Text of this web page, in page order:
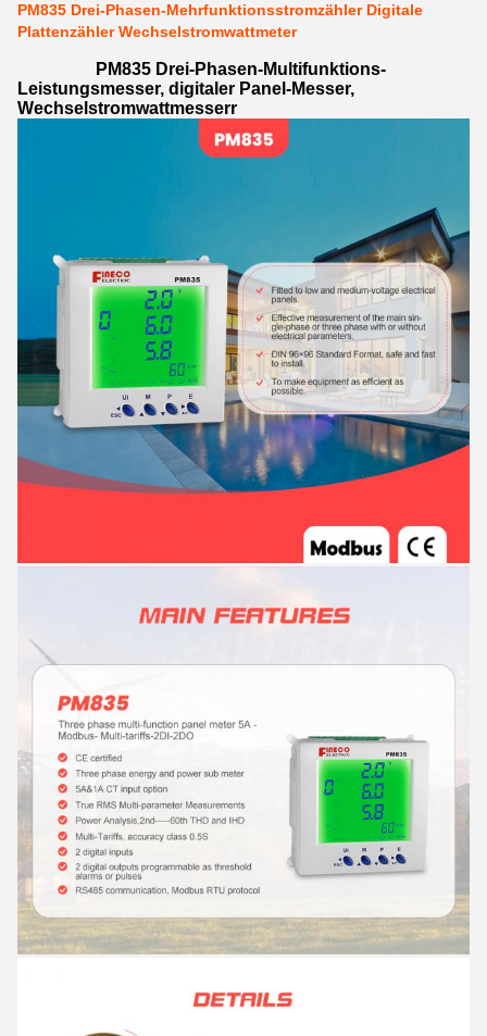
PM835 Drei-Phasen-Mehrfunktionsstromzähler Digitale
Plattenzähler Wechselstromwattmeter
PM835 Drei-Phasen-Multifunktions-
Leistungsmesser, digitaler Panel-Messer,
Wechselstromwattmesserr